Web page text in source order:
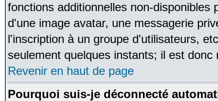
fonctions additionnelles non-disponibles
d'une image avatar, une messagerie
l'inscription à un groupe d'utilisateurs,
seulement quelques instants; il est
Revenir en haut de page
Pourquoi suis-je déconnecté